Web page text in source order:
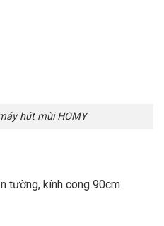
hút mùi HOMY
tường, kính cong 90cm